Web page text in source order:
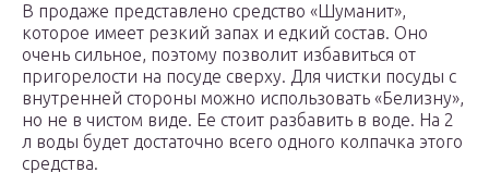
В продаже представлено средство «Шуманит»,
которое имеет резкий запах и едкий состав. Оно
очень сильное, поэтому позволит избавиться от
пригорелости на посуде сверху. Для чистки посуды с
внутренней стороны можно использовать «Белизну»,
но не в чистом виде. Ее стоит разбавить в воде. На 2
л воды будет достаточно всего одного колпачка этого
средства.